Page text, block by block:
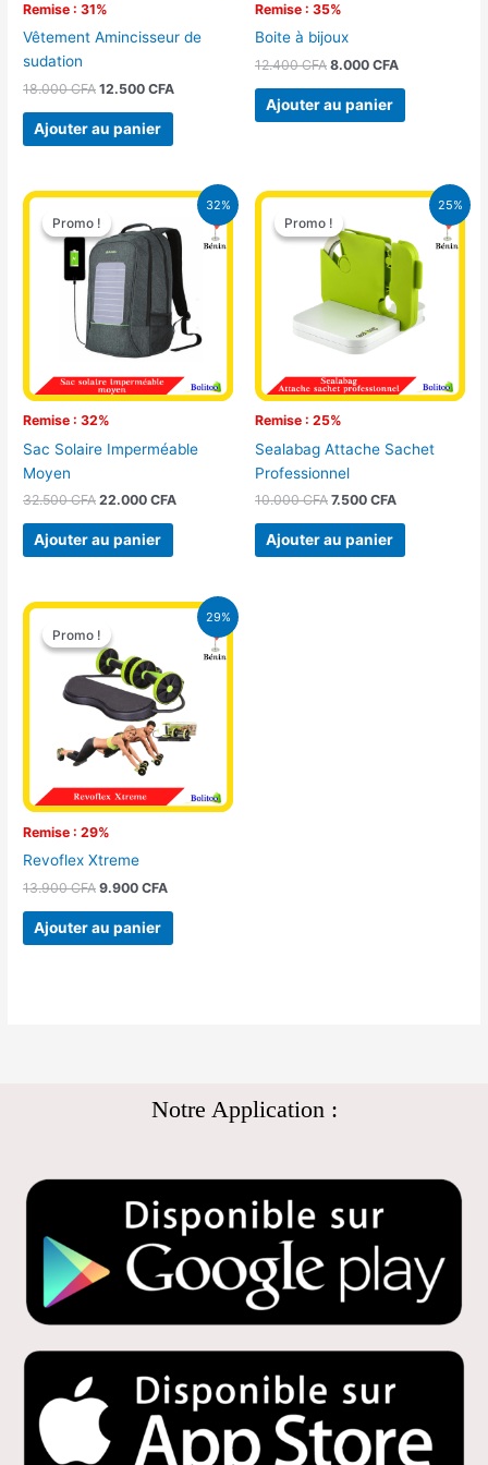
Remise : 31%
Vêtement Amincisseur de
sudation
18.000CFA 12.500CFA
Ajouter au panier
Remise : 35%
Boite à bijoux
12.400CFA 8.000 CFA
Ajouter au panier
32%
Promo !
Remise : 32%
Promo !
Sac Solaire Imperméable
Moyen
32.500CFA
Le
prix
initial
était :
32.500 CFA.
22.000CFA
Le
prix
actuel
est :
Ajouter au panier
25%
Promo !
Remise : 25%
Promo !
Sealabag Attache Sachet
Professionnel
10.000CFA
Le
prix
initial
était :
10.000 CFA.
7.500 CFA
Le
est :
7.500 CFA.
Ajouter au panier
29%
Promo !
Remise : 29%
Promo !
Revoflex Xtreme
13.900CFA
Le
prix
initial
était :
13.900 CFA.
9.900CFA
Le
9.900 CFA.
Ajouter au panier
Notre Application :